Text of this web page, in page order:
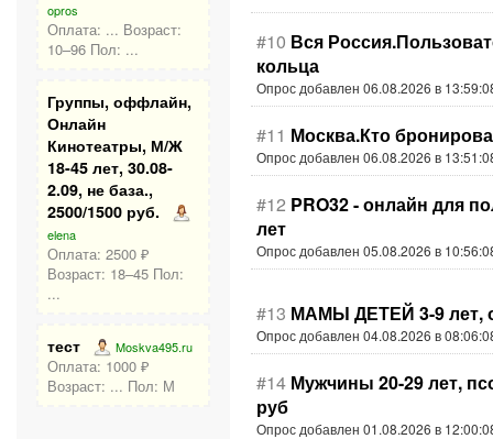
opros
Оплата: ... Возраст:
10–96 Пол: ...
Группы, оффлайн,
Онлайн
Кинотеатры, М/Ж
18-45 лет, 30.08-
2.09, не база.,
2500/1500 руб.
elena
Оплата: 2500 ₽
Возраст: 18–45 Пол:
...
тест Moskva495.ru
Оплата: 1000 ₽
Возраст: ... Пол: М
#10 Вся
кольца
Опрос добавлен 06.08.2026 в
#11 Москва.Кто
Опрос добавлен 06.08.2026 в
#12 PRO32 - онлайн для
лет
Опрос добавлен 05.08.2026 в
#13 МАМЫ ДЕТЕЙ 3-9 лет,
Опрос добавлен 04.08.2026 в
#14 Мужчины 20-29 лет,
руб
Опрос добавлен 01.08.2026 в